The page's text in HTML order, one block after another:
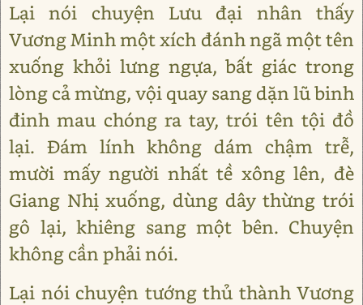
Lại nói chuyện Lưu đại nhân thấy
Vương Minh một xích đánh ngã một tên
xuống khỏi lưng ngựa, bất giác trong
lòng cả mừng, vội quay sang dặn lũ binh
đinh mau chóng ra tay, trói tên tội đồ
lại. Đám lính không dám chậm trễ,
mười mấy người nhất tề xông lên, đè
Giang Nhị xuống, dùng dây thừng trói
gô lại, khiêng sang một bên. Chuyện
không cần phải nói.
Lại nói chuyện tướng thủ thành Vương